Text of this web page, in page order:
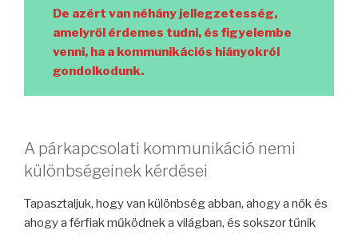
De azért van néhány jellegzetesség,
amelyről érdemes tudni, és figyelembe
venni, ha a kommunikációs hiányokról
gondolkodunk.
A párkapcsolati kommunikáció nemi
különbségeinek kérdései
Tapasztaljuk, hogy van különbség abban, ahogy a nők és
ahogy a férfiak működnek a világban, és sokszor tűnik